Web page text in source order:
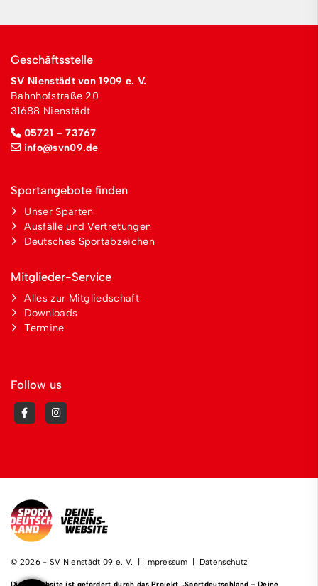
Geschäftsstelle
SV Nienstädt von 1909 e. V.
Bahnhofstraße 20
31688 Nienstädt
05721 - 73767
info@svn09.de
Sportangebote finden
Unser Sparten
Ausfälle und Vertretungen
Deutsches Sportabzeichen
Mitglieder-Service
Alles zur Mitgliedschaft
Downloads
Termine
Follow us
© 2026 - SV Nienstädt 09 e. V. | Impressum Datenschutz